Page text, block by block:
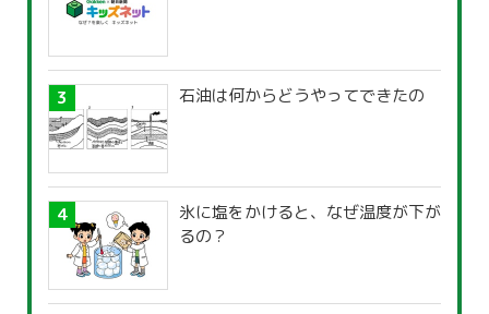
石油は何からどうやってできたの
氷に塩をかけると、なぜ温度が下が
るの？